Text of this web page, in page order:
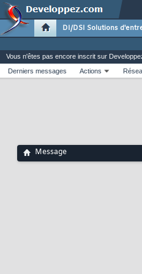
DI/DSI Solutions
Vous n'êtes pas encore inscrit sur
Derniers messages
Actions
Message